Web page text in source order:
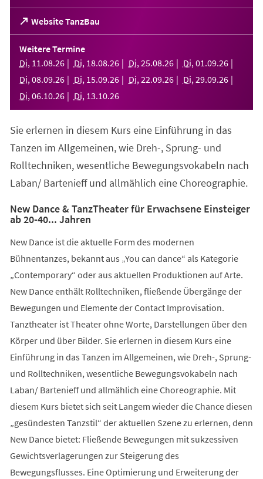
Website TanzBau
(Öffnet
in
einem
neuen
Tab)
Weitere Termine
Di, 11 .08.26 Di, 18.08.26 Di, 25.08.26 Di, 01 .09.26
Di, 08.09.26 Di, 15.09.26 Di, 22.09.26 Di, 29.09.26
Di, 06.10.26 Di, 13.10.26
Sie erlernen in diesem Kurs eine Einführung in das
Tanzen im Allgemeinen, wie Dreh-, Sprung- und
Rolltechniken, wesentliche Bewegungsvokabeln nach
Laban/ Bartenieff und allmählich eine Choreographie.
New Dance & TanzTheater für Erwachsene Einsteiger
ab 20-40... Jahren
New Dance ist die aktuelle Form des modernen
Bühnentanzes, bekannt aus „You can dance“ als Kategorie
„Contemporary“ oder aus aktuellen Produktionen auf Arte.
New Dance enthält Rolltechniken, fließende Übergänge der
Bewegungen und Elemente der Contact Improvisation.
Tanztheater ist Theater ohne Worte, Darstellungen über den
Körper und über Bilder. Sie erlernen in diesem Kurs eine
Einführung in das Tanzen im Allgemeinen, wie Dreh-, Sprung-
und Rolltechniken, wesentliche Bewegungsvokabeln nach
Laban/ Bartenieff und allmählich eine Choreographie. Mit
diesem Kurs bietet sich seit Langem wieder die Chance diesen
„gesündesten Tanzstil“ der aktuellen Szene zu erlernen, denn
New Dance bietet: Fließende Bewegungen mit sukzessiven
Gewichtsverlagerungen zur Steigerung des
Bewegungsflusses. Eine Optimierung und Erweiterung der